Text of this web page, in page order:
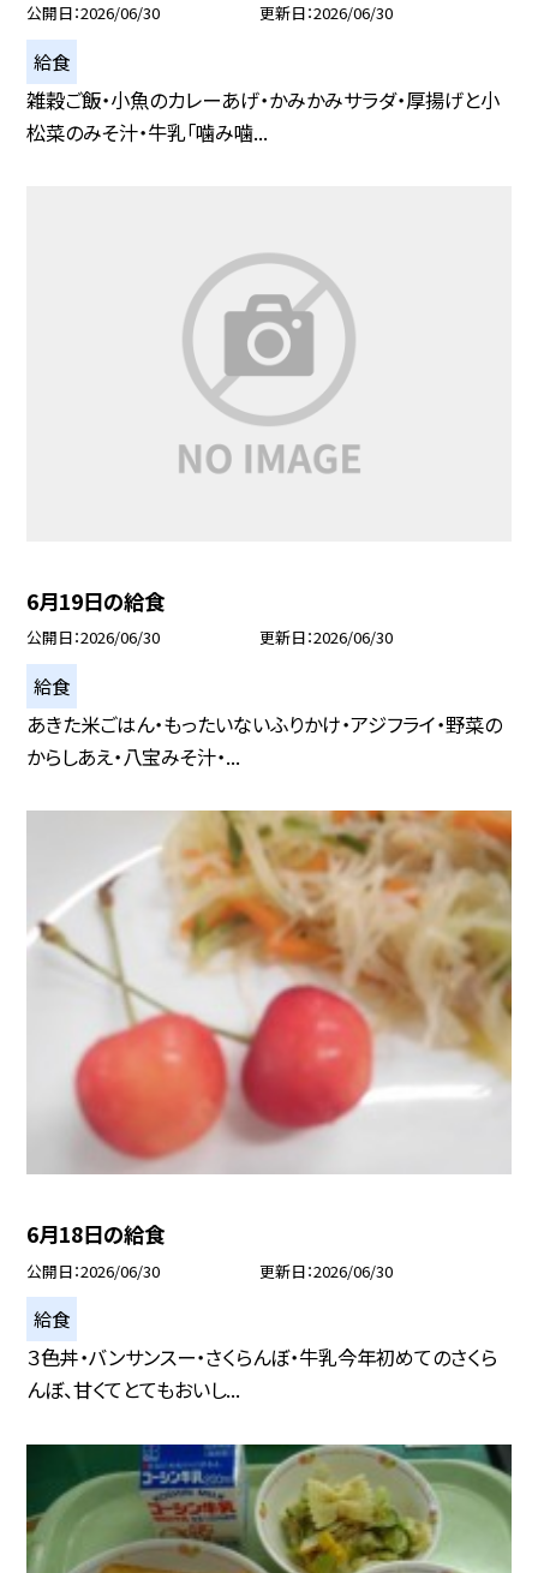
公開日 2026/06/30 更新日 2026/06/30
給食
雑穀ご飯・小魚のカレーあげ・かみかみサラダ・厚揚げと小
松菜のみそ汁・牛乳「噛み噛...
6月19日の給食
公開日 2026/06/30 更新日 2026/06/30
給食
あきた米ごはん・もったいないふりかけ・アジフライ・野菜の
からしあえ・八宝みそ汁・...
6月18日の給食
公開日 2026/06/30 更新日 2026/06/30
給食
３色丼・バンサンスー・さくらんぼ・牛乳今年初めてのさくら
んぼ、甘くてとてもおいし...